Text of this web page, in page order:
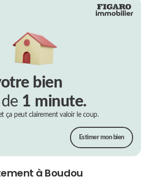
bien
1 minute.
ça peut clairement valoir le coup.
Estimer mon bien
à Boudou